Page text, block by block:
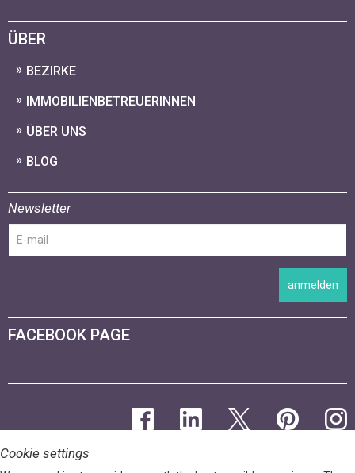
ÜBER
BEZIRKE
IMMOBILIENBETREUERINNEN
ÜBER UNS
BLOG
Newsletter
anmelden
FACEBOOK PAGE
Cookie settings